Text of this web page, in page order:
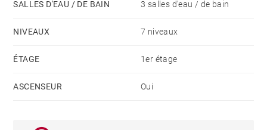
de Salamanca et des meilleures zones commerçantes
et gastronomiques de Madrid.
Une opportunité unique de vivre dans l’un des
SALLES D'EAU / DE BAIN 3 salles d'eau / de bain
NIVEAUX 7 niveaux
ÉTAGE 1er étage
ASCENSEUR Oui